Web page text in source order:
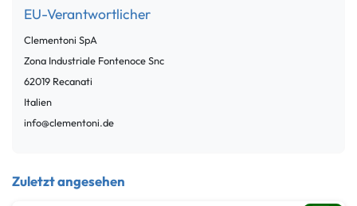
EU-Verantwortlicher
Clementoni SpA
Zona Industriale FontenoceSnc
62019 Recanati
Italien
info@clementoni.de
Zuletzt angesehen